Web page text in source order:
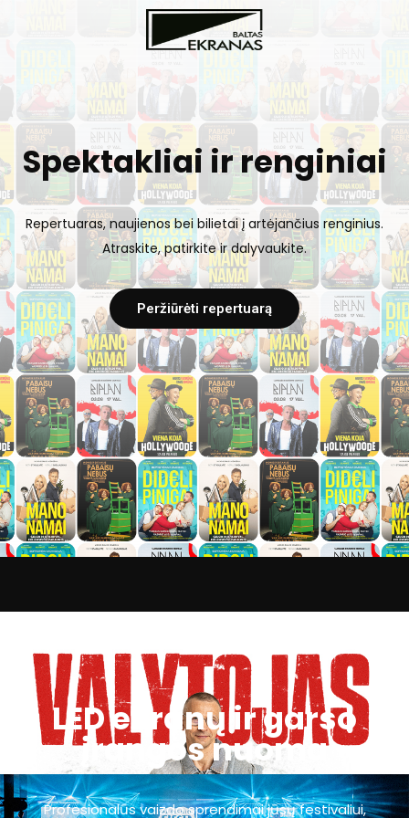
Spektakliai ir renginiai
Repertuaras, naujienos bei bilietai į artėjančius renginius.
Atraskite, patirkite ir dalyvaukite.
Peržiūrėti repertuarą
LED ekranų ir garso
įrangos nuoma
Profesionalūs vaizdo sprendimai jūsų festivaliui,